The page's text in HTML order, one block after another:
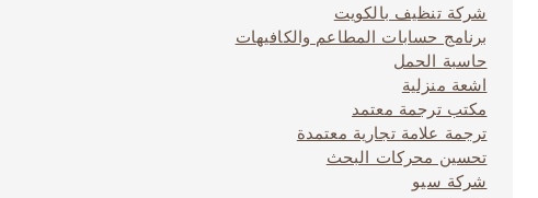
شركة تنظيف بالكويت
برنامج حسابات المطاعم والكافيهات
حاسبة الحمل
اشعة منزلية
مكتب ترجمة معتمد
ترجمة علامة تجارية معتمدة
تحسين محركات البحث
شركة سيو